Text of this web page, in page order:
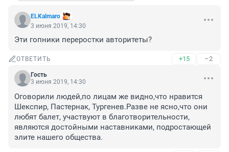
ELKalmaro
3 июня 2019, 14:30
Эти гопники переростки авторитеты?
ОТВЕТИТЬ +15 –2
Гость
3 июня 2019, 14:30
Оговорили людей,по лицам же видно,что нравится
Шекспир, Пастернак, Тургенев.Разве не ясно,что они
любят балет, участвуют в благотворительности,
являются достойными наставниками, подростающей
элите нашего общества.